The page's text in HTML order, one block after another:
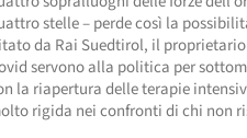
stelle – perde così la
da Rai Suedtirol, il
servono alla politica per
la riapertura delle terapie
rigida nei confronti di chi non